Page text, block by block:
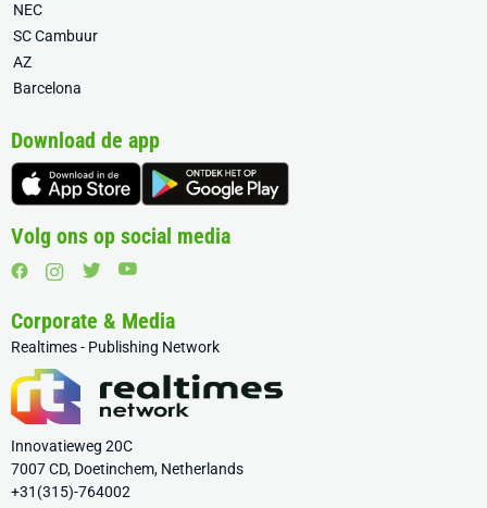
NEC
SC Cambuur
AZ
Barcelona
Download de app
Volg ons op social media
Corporate & Media
Realtimes - Publishing Network
Innovatieweg 20C
7007 CD, Doetinchem, Netherlands
+31(315)-764002